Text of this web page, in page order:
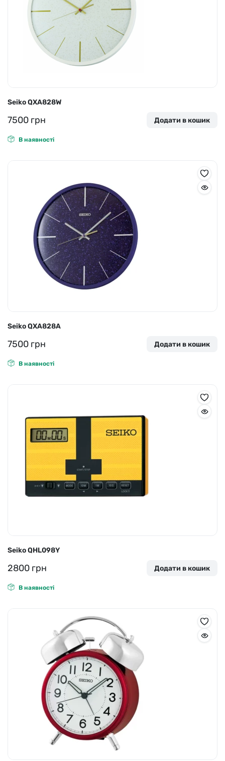
Seiko QXA828W
7500 грн Додати в кошик
В наявності
Seiko QXA828A
7500 грн Додати в кошик
В наявності
Seiko QHL098Y
2800 грн Додати в кошик
В наявності